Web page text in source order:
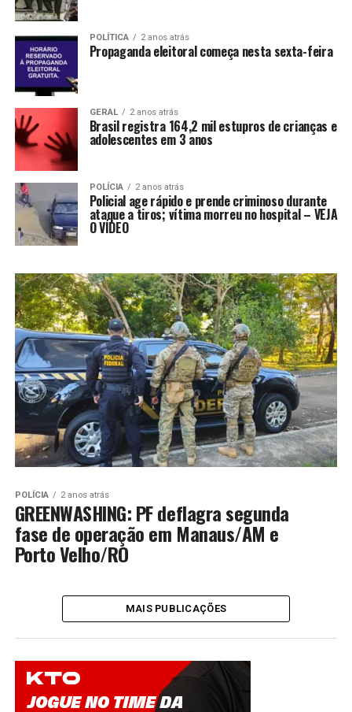
POLÍTICA 2 anos atrás
Propaganda eleitoral começa nesta sexta-feira
GERAL 2 anos atrás
Brasil registra 164,2 mil estupros de crianças e
adolescentes em 3 anos
POLÍCIA 2 anos atrás
Policial age rápido e prende criminoso durante
ataque a tiros; vítima morreu no hospital – VEJA
O VÍDEO
POLÍCIA 2 anos atrás
GREENWASHING: PF deflagra segunda
fase de operação em Manaus/AM e
Porto Velho/RO
MAIS PUBLICAÇÕES